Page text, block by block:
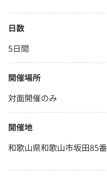
日数
5日間
開催場所
対面開催のみ
開催地
和歌山県和歌山市坂田85